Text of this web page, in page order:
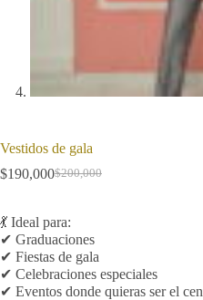
Vestidos de gala
$200,000
Original
$200,000.
$190,000Current
$190,000.
💃 Ideal para:
✔ Graduaciones
✔ Fiestas de gala
✔ Celebraciones especiales
✔ Eventos donde quieras ser el